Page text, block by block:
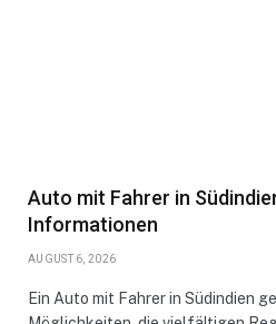
Auto mit Fahrer in
Informationen
AUGUST 6, 2026
Ein Auto mit Fahrer in Südindien